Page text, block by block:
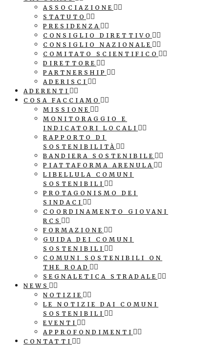
ASSOCIAZIONE
STATUTO
PRESIDENZA
CONSIGLIO DIRETTIVO
CONSIGLIO NAZIONALE
COMITATO SCIENTIFICO
DIRETTORE
PARTNERSHIP
ADERISCI
ADERENTI
COSA FACCIAMO
MISSIONE
MONITORAGGIO E
INDICATORI LOCALI
RAPPORTO DI
SOSTENIBILITÀ
BANDIERA SOSTENIBILE
PIATTAFORMA ARENULA
LIBELLULA COMUNI
SOSTENIBILI
PROTAGONISMO DEI
SINDACI
COORDINAMENTO GIOVANI
RCS
FORMAZIONE
GUIDA DEI COMUNI
SOSTENIBILI
COMUNI SOSTENIBILI ON
THE ROAD
SEGNALETICA STRADALE
NEWS
NOTIZIE
LE NOTIZIE DAI COMUNI
SOSTENIBILI
EVENTI
APPROFONDIMENTI
CONTATTI